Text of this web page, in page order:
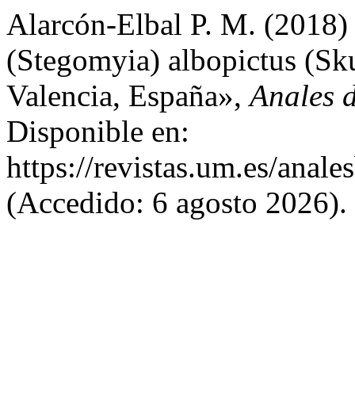
Alarcón-Elbal P. M. (2018)
(Stegomyia) albopictus
Valencia, España»,Anales
Disponible en:
https://revistas.um.es/
(Accedido: 6 agosto 2026).